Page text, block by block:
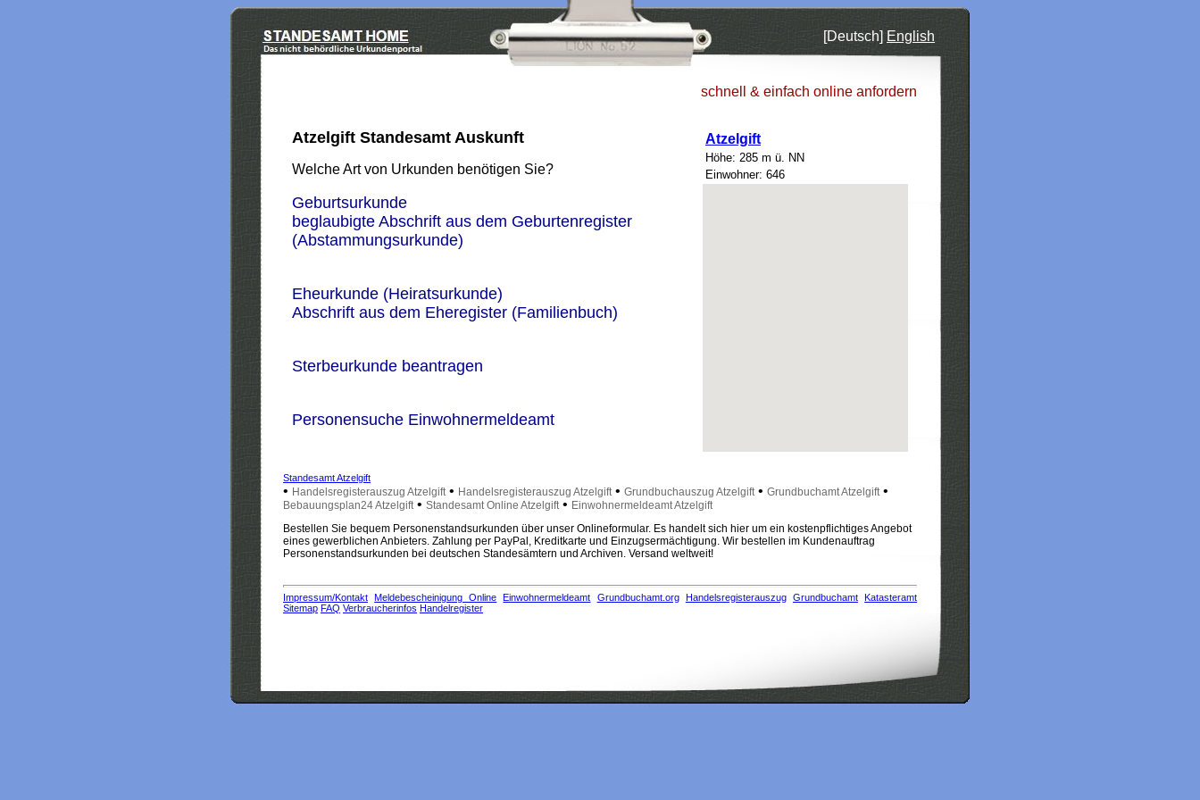
[Deutsch] English
schnell & einfach online anfordern
Atzelgift Standesamt Auskunft
Welche Art von Urkunden benötigen Sie?
Geburtsurkunde
beglaubigte Abschrift aus dem Geburtenregister
(Abstammungsurkunde)
Eheurkunde (Heiratsurkunde)
Abschrift aus dem Eheregister (Familienbuch)
Sterbeurkunde beantragen
Personensuche Einwohnermeldeamt
Atzelgift
Höhe: 285 m ü. NN
Einwohner: 646
Standesamt Atzelgift
• Handelsregisterauszug Atzelgift • Handelsregisterauszug Atzelgift • Grundbuchauszug Atzelgift • Grundbuchamt Atzelgift •
Bebauungsplan24 Atzelgift • Standesamt Online Atzelgift • Einwohnermeldeamt Atzelgift
Bestellen Sie bequem Personenstandsurkunden über unser Onlineformular. Es handelt sich hier um ein kostenpflichtiges Angebot
eines gewerblichen Anbieters. Zahlung per PayPal, Kreditkarte und Einzugsermächtigung. Wir bestellen im Kundenauftrag
Personenstandsurkunden bei deutschen Standesämtern und Archiven. Versand weltweit!
Impressum/Kontakt Meldebescheinigung Online Einwohnermeldeamt Grundbuchamt.org Handelsregisterauszug Grundbuchamt Katasteramt
Sitemap FAQ Verbraucherinfos Handelregister